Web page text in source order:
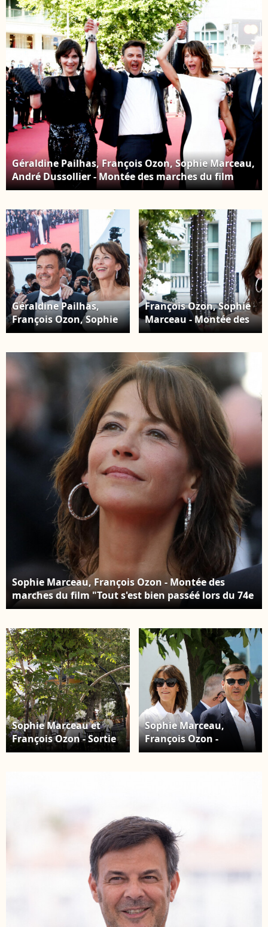
Géraldine Pailhas, François Ozon, Sophie Marceau,
André Dussollier - Montée des marches du film
"Tout s'est bien passé" lors du 74e Festival de
Moreau / Bestimage
Géraldine Pailhas,
François Ozon, Sophie
Marceau, André
marches du film " Tout
s'est bien passé " lors
du 74ème Festival
International du Film
de Cannes. Le 7 juillet
2021 © Borde-
Jacovides-Moreau /
Bestimage
François Ozon, Sophie
Marceau - Montée des
marches du film "Tout
du 74ème Festival
International du Film
de Cannes. Le 7 juillet
2021. © Borde-
Jacovides-Moreau /
Bestimage
Sophie Marceau, François Ozon - Montée des
marches du film "Tout s'est bien passéé lors du 74e
Festival de Cannes. © Borde-Jacovides-Moreau /
Sophie Marceau et
François Ozon - Sortie
de l'hôtel "Martinez"
Campus/Bestimage
Sophie Marceau,
François Ozon -
Photocall du film "Tout
Jacovides / Moreau /
Bestimage